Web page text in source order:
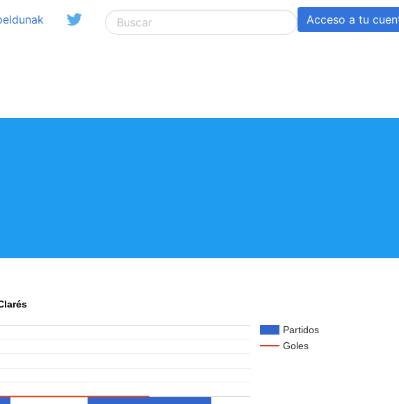
Acceso a tu
Partidos
Goles